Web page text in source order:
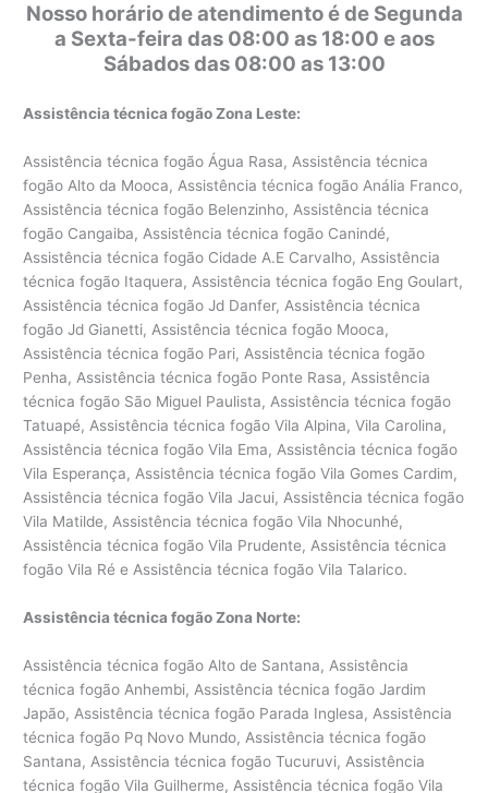
Nosso horário de atendimento é de Segunda
a Sexta-feira das 08:00 as 18:00 e aos
Sábados das 08:00 as 13:00
Assistência técnica fogão Zona Leste:
Assistência técnica fogão Água Rasa, Assistência técnica
fogão Alto da Mooca, Assistência técnica fogão Anália Franco,
Assistência técnica fogão Belenzinho, Assistência técnica
fogão Cangaiba, Assistência técnica fogão Canindé,
Assistência técnica fogão Cidade A.E Carvalho, Assistência
técnica fogão Itaquera, Assistência técnica fogão Eng Goulart,
Assistência técnica fogão Jd Danfer, Assistência técnica
fogão Jd Gianetti, Assistência técnica fogão Mooca,
Assistência técnica fogão Pari, Assistência técnica fogão
Penha, Assistência técnica fogão Ponte Rasa, Assistência
técnica fogão São Miguel Paulista, Assistência técnica fogão
Tatuapé, Assistência técnica fogão Vila Alpina, Vila Carolina,
Assistência técnica fogão Vila Ema, Assistência técnica fogão
Vila Esperança, Assistência técnica fogão Vila Gomes Cardim,
Assistência técnica fogão Vila Jacui, Assistência técnica fogão
Vila Matilde, Assistência técnica fogão Vila Nhocunhé,
Assistência técnica fogão Vila Prudente, Assistência técnica
fogão Vila Ré e Assistência técnica fogão Vila Talarico.
Assistência técnica fogão Zona Norte:
Assistência técnica fogão Alto de Santana, Assistência
técnica fogão Anhembi, Assistência técnica fogão Jardim
Japão, Assistência técnica fogão Parada Inglesa, Assistência
técnica fogão Pq Novo Mundo, Assistência técnica fogão
Santana, Assistência técnica fogão Tucuruvi, Assistência
técnica fogão Vila Guilherme, Assistência técnica fogão Vila